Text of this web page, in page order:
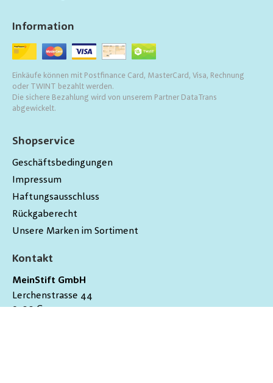
Kontakt
MeinStift GmbH
Lerchenstrasse 44
9200 Gossau
Shopservice
Geschäftsbedingungen
Impressum
Haftungsausschluss
Rückgaberecht
Unsere Marken im Sortiment
Information
Einkäufe können mit Postfinance Card, MasterCard, Visa, Rechnung
oder TWINT bezahlt werden.
Die sichere Bezahlung wird von unserem Partner DataTrans
abgewickelt.